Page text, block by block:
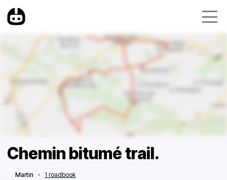
Chemin bitumé trail.
Martin • 1 roadbook